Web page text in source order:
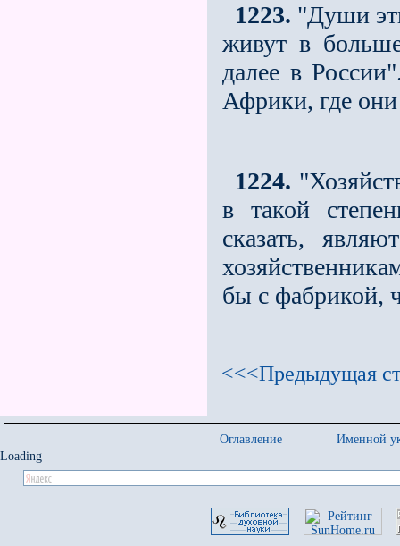
1223. "Души
живут в
далее в
Африки, где
1224.
в такой
сказать,
бы с фабрикой,
<<<Предыдущая
Оглавление
Именной
Loading